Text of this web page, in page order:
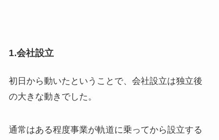
1.会社設立
初日から動いたということで、会社設立は独立後
の大きな動きでした。
通常はある程度事業が軌道に乗ってから設立する